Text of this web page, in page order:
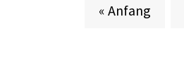
Erste Seite
« Anfang